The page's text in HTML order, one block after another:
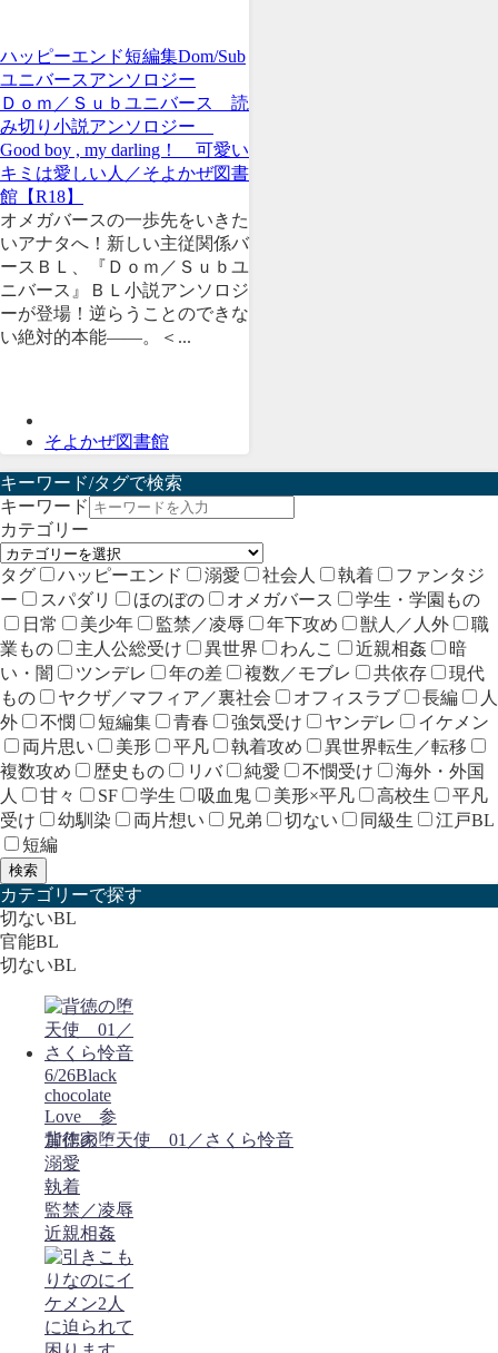
ハッピーエンド短編集Dom/Sub
ユニバースアンソロジー
Ｄｏｍ／Ｓｕｂユニバース 読
み切り小説アンソロジー
Good boy , my darling！ 可愛い
キミは愛しい人／そよかぜ図書
館【R18】
オメガバースの一歩先をいきた
いアナタへ！新しい主従関係バ
ースＢＬ、『Ｄｏｍ／Ｓｕｂユ
ニバース』ＢＬ小説アンソロジ
ーが登場！逆らうことのできな
い絶対的本能――。＜...
そよかぜ図書館
キーワード/タグで検索
キーワード
カテゴリー
タグ ハッピーエンド 溺愛 社会人 執着
ファンタジ
ー
スパダリ ほのぼの オメガバース
学生・学園もの
日常
美少年 監禁／凌辱 年下攻め 獣人／人外
職
業もの
主人公総受け 異世界 わんこ 近親相姦
暗
い・闇
ツンデレ 年の差 複数／モブレ 共依存
現代
もの
ヤクザ／マフィア／裏社会 オフィスラブ 長編
人
外
不憫 短編集 青春 強気受け ヤンデレ
イケメン
両片思い
美形 平凡 執着攻め
異世界転生／転移
複数攻め
歴史もの リバ 純愛 不憫受け
海外・外国
人
甘々 SF 学生 吸血鬼 美形×平凡 高校生
平凡
受け
幼馴染 両片想い 兄弟 切ない 同級生
江戸BL
短編
検索
カテゴリーで探す
切ないBL
官能BL
切ないBL
6/26Black
chocolate
Love 参
加作家
背徳の堕天使 01／さくら怜音
溺愛
執着
監禁／凌辱
近親相姦